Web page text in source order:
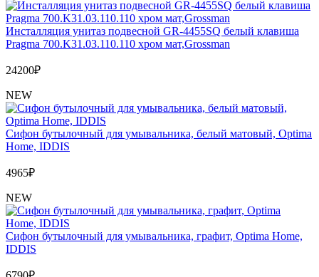
Инсталляция унитаз подвесной GR-4455SQ белый клавиша
Pragma 700.K31.03.110.110 хром мат,Grossman
24200₽
NEW
Сифон бутылочный для умывальника, белый матовый, Optima
Home, IDDIS
4965₽
NEW
Сифон бутылочный для умывальника, графит, Optima Home,
IDDIS